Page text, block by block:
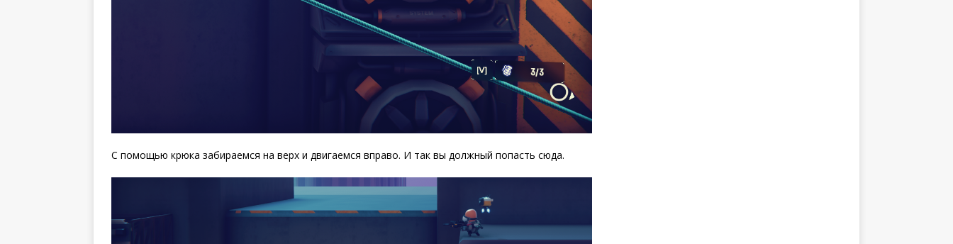
С помощью крюка забираемся на верх и двигаемся вправо. И так вы должный попасть сюда.